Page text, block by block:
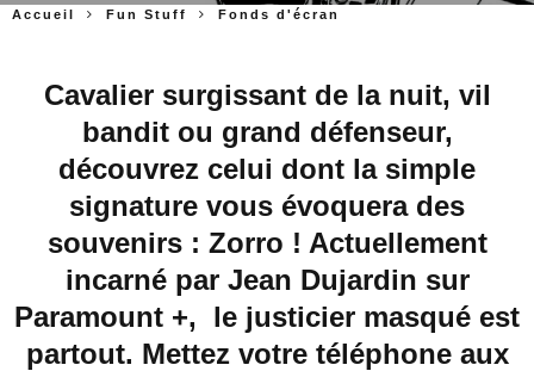
Accueil Fun Stuff Fonds d'écran
Cavalier surgissant de la nuit, vil
bandit ou grand défenseur,
découvrez celui dont la simple
signature vous évoquera des
souvenirs : Zorro ! Actuellement
incarné par Jean Dujardin sur
Paramount +, le justicier masqué est
partout. Mettez votre téléphone aux